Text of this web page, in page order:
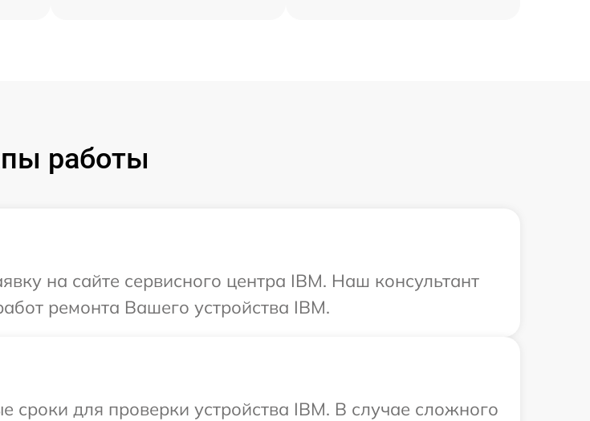
работы
на сайте сервисного центра IBM. Наш консультант
ремонта Вашего устройства IBM.
для проверки устройства IBM. В случае сложного